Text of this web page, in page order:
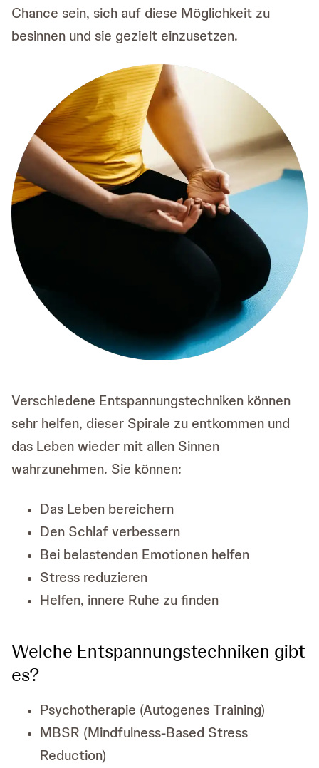
Chance sein, sich auf diese Möglichkeit zu
besinnen und sie gezielt einzusetzen.
Verschiedene Entspannungstechniken können
sehr helfen, dieser Spirale zu entkommen und
das Leben wieder mit allen Sinnen
wahrzunehmen. Sie können:
Das Leben bereichern
Den Schlaf verbessern
Bei belastenden Emotionen helfen
Stress reduzieren
Helfen, innere Ruhe zu finden
Welche Entspannungstechniken gibt
es?
Psychotherapie (Autogenes Training)
MBSR (Mindfulness-Based Stress
Reduction)